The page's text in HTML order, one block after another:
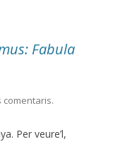
Fabula
comentaris.
Per veure’l,